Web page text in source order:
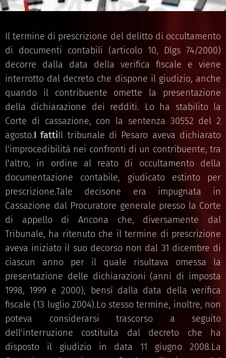
Il termine di prescrizione del delitto di occultamento
di documenti contabili (articolo 10, Dlgs 74/2000)
decorre dalla data della verifica fiscale e viene
interrotto dal decreto che dispone il giudizio, anche
quando il contribuente omette la presentazione
della dichiarazione dei redditi. Lo ha stabilito la
Corte di cassazione, con la sentenza 30552 del 2
agosto.I fattiIl tribunale di Pesaro aveva dichiarato
l'improcedibilità nei confronti di un contribuente, tra
l'altro, in ordine al reato di occultamento della
documentazione contabile, giudicato estinto per
prescrizione.Tale decisone era impugnata in
Cassazione dal Procuratore generale presso la Corte
di appello di Ancona che, diversamente dal
Tribunale, ha ritenuto che il termine di prescrizione
aveva iniziato il suo decorso non dal 31 dicembre di
ciascun anno per il quale risultava omessa la
presentazione delle dichiarazioni (anni di imposta
1998, 1999 e 2000), bensì dalla data della verifica
fiscale (13 luglio 2004).Lo stesso termine, inoltre, non
poteva considerarsi trascorso a seguito
dell'interruzione costituita dal decreto che ha
disposto il giudizio in data 11 giugno 2008.La